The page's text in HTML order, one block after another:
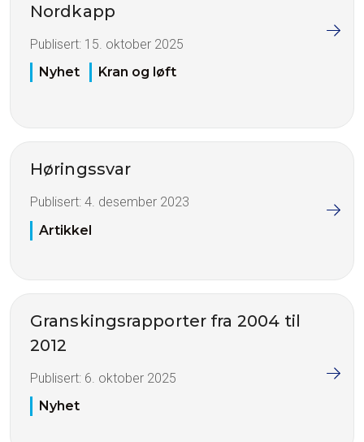
Nordkapp
Publisert: 15. oktober 2025
Nyhet
Kran og løft
Høringssvar
Publisert: 4. desember 2023
Artikkel
Granskingsrapporter fra 2004 til
2012
Publisert: 6. oktober 2025
Nyhet